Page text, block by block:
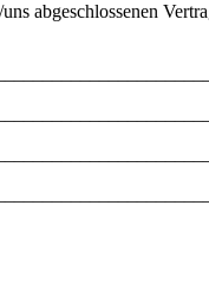
abgeschlossenen